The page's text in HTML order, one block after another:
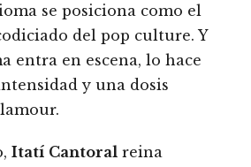
se posiciona como el
del pop culture. Y
entra en escena, lo hace
y una dosis
Itatí Cantoral reina